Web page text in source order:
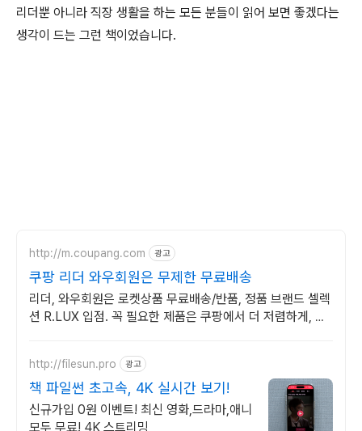
리더뿐 아니라 직장 생활을 하는 모든 분들이 읽어 보면 좋겠다는
생각이 드는 그런 책이었습니다.
http://m.coupang.com 광고
쿠팡 리더 와우회원은 무제한 무료배송
리더, 와우회원은 로켓상품 무료배송/반품, 정품 브랜드 셀렉
션 R.LUX 입점. 꼭 필요한 제품은 쿠팡에서 더 저렴하게, 로
http://filesun.pro 광고
책 파일썬 초고속, 4K 실시간 보기!
신규가입 0원 이벤트! 최신 영화,드라마,애니
모두 무료! 4K 스트리밍